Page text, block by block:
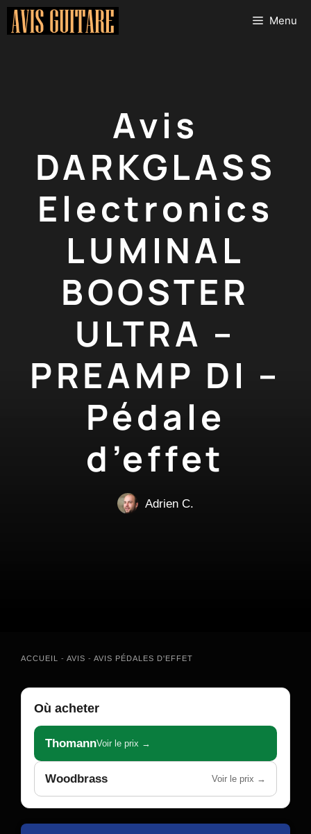
Aller
Menu
Avis
DARKGLASS
Electronics
LUMINAL
BOOSTER
ULTRA –
PREAMP DI –
Pédale
d’effet
Adrien C.
ACCUEIL - AVIS - AVIS PÉDALES D'EFFET
Où acheter
ThomannVoir le prix →
Woodbrass Voir le prix →